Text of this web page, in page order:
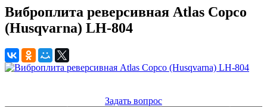
Виброплита реверсивная Atlas Copco
(Husqvarna) LH-804
Задать вопрос